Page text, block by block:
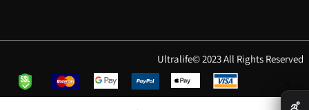
Ultralife© 2023 All Rights Reserved